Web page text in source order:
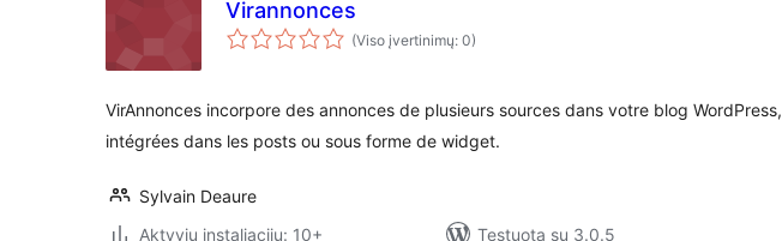
Virannonces
(Viso įvertinimų: 0)
VirAnnonces incorpore des annonces de plusieurs sources dans votre blog WordPress,
intégrées dans les posts ou sous forme de widget.
Sylvain Deaure
Aktyvių instaliacijų: 10+
Testuota su 3.0.5